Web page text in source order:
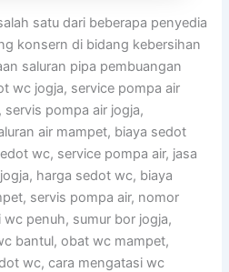
satu dari beberapa penyedia
konsern di bidang kebersihan
saluran pipa pembuangan
wc jogja, service pompa air
servis pompa air jogja,
air mampet, biaya sedot
wc, service pompa air, jasa
harga sedot wc, biaya
servis pompa air, nomor
penuh, sumur bor jogja,
bantul, obat wc mampet,
wc, cara mengatasi wc